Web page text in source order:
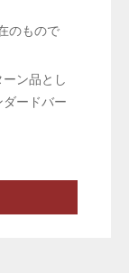
のもので
ン品とし
ードバー